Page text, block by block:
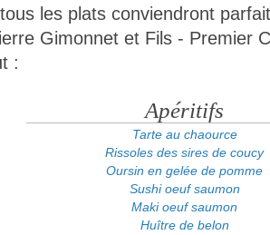
les plats conviendront
Gimonnet et Fils - Premier
:
Apéritifs
Tarte au chaource
Rissoles des sires de coucy
Oursin en gelée de pomme
Sushi oeuf saumon
Maki oeuf saumon
Huître de belon